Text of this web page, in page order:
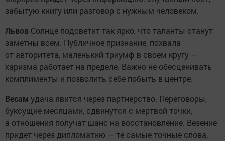
забытую книгу или разговор с нужным человеком.
Львов Солнце подсветит так ярко, что таланты станут
заметны всем. Публичное признание, похвала
от авторитета, маленький триумф в своем кругу —
харизма работает на пределе. Важно не обесценивать
комплименты и позволить себе побыть в центре.
Весам удача явится через партнерство. Переговоры,
буксущие месяцами, сдвинутся с мертвой точки,
а отношения получат шанс на восстановление. Везение
придет через дипломатию — те самые точные слова,